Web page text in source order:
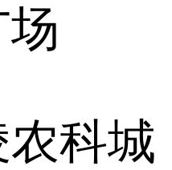
科城